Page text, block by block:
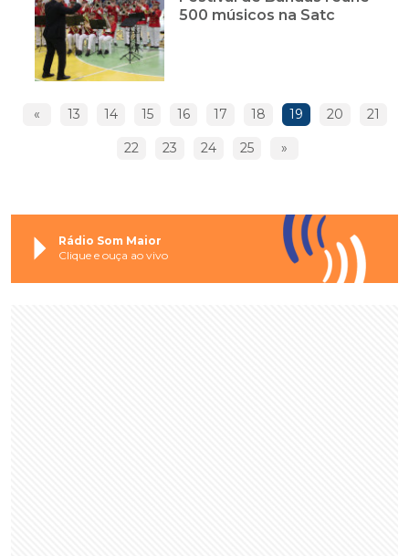
500 músicos na Satc
« 13 14 15 16 17 18 19 20 21
22 23 24 25 »
Rádio Som Maior
Clique e ouça ao vivo